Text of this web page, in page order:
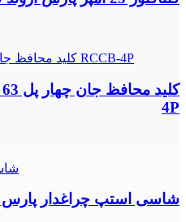
4P
شاسی استپ چراغدار پارس